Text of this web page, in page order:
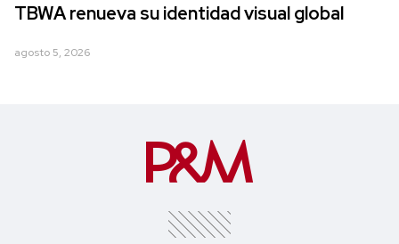
TBWA renueva su identidad visual global
agosto 5, 2026